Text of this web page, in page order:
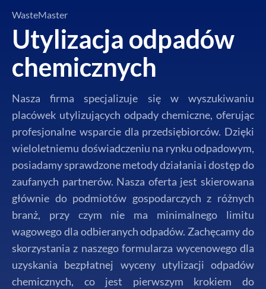
WasteMaster
Utylizacja odpadów
chemicznych
Nasza firma specjalizuje się w wyszukiwaniu
placówek utylizujących odpady chemiczne, oferując
profesjonalne wsparcie dla przedsiębiorców. Dzięki
wieloletniemu doświadczeniu na rynku odpadowym,
posiadamy sprawdzone metody działania i dostęp do
zaufanych partnerów. Nasza oferta jest skierowana
głównie do podmiotów gospodarczych z różnych
branż, przy czym nie ma minimalnego limitu
wagowego dla odbieranych odpadów. Zachęcamy do
skorzystania z naszego formularza wycenowego dla
uzyskania bezpłatnej wyceny utylizacji odpadów
chemicznych, co jest pierwszym krokiem do